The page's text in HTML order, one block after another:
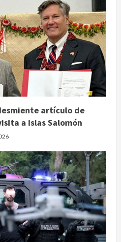
artículo de
a Islas Salomón